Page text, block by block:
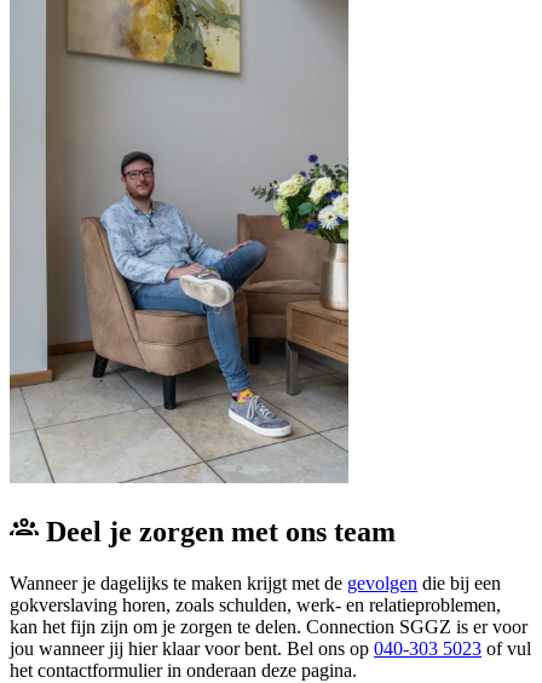
Deel je zorgen met ons team
Wanneer je dagelijks te maken krijgt met de gevolgen die bij een
gokverslaving horen, zoals schulden, werk- en relatieproblemen,
kan het fijn zijn om je zorgen te delen. Connection SGGZ is er voor
jou wanneer jij hier klaar voor bent. Bel ons op 040-303 5023 of vul
het contactformulier in onderaan deze pagina.